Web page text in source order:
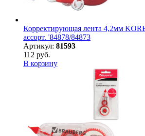
Корректирующая лента 4,2мм
ассорт. '84878/84873
Артикул: 81593
112 руб.
В корзину